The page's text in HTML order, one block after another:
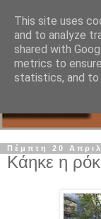
Πέμπτη 20
Κάηκε η
This site uses
and to analyze
shared with
metrics to
statistics, and to